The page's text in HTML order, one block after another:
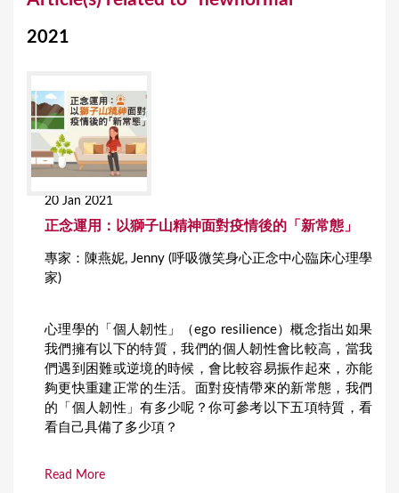
2021
20 Jan 2021
正念運用：以獅子山精神面對疫情後的「新常態」
專家：陳燕妮, Jenny (呼吸微笑身心正念中心臨床心理學
家)
心理學的「個人韌性」（ego resilience）概念指出如果
我們擁有以下的特質，我們的個人韌性會比較高，當我
們遇到困難或逆境的時候，會比較容易振作起來，亦能
夠更快重建正常的生活。面對疫情帶來的新常態，我們
的「個人韌性」有多少呢？你可參考以下五項特質，看
看自己具備了多少項？
Read More